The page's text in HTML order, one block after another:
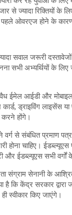
से ज्यादा रिक्तियों
ओवरएज होने के कारण
सवाल जरूरी
सभी अभ्यर्थियों के
ईमेल आईडी और
ड्राइविंग लाइसेंस
होंगे।
वर्ग से संबंधित
होना चाहिए।
और ईडब्ल्यूएस सभी
संग्राम सेनानी के
है कि केंद्र सरकार
स्वीकार किए जाएंगे।